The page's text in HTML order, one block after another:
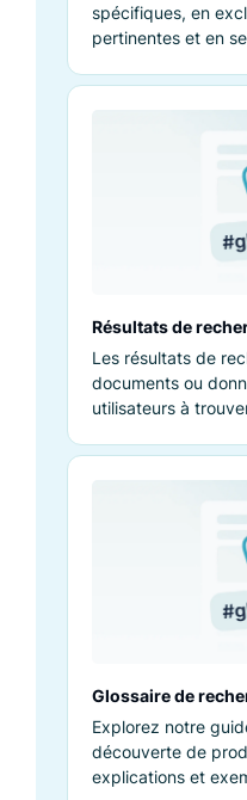
spécifiques, en
pertinentes et en
Résultats de
Les résultats de
documents ou
utilisateurs à
Glossaire de
Explorez notre
découverte de
explications et